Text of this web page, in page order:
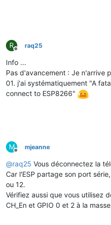
R
Offline
raq25
Info ...
Pas d'avancement : Je n'arrive
01. j'ai systématiquement "A
connect to ESP8266"
M
Offline
mjeanne
@raq25 Vous déconnectez la
Car l'ESP partage son port
ou 12.
Vérifiez aussi que vous utilisez
CH_En et GPIO 0 et 2 à la